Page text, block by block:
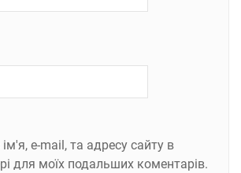
e-mail, та адресу сайту в
для моїх подальших коментарів.